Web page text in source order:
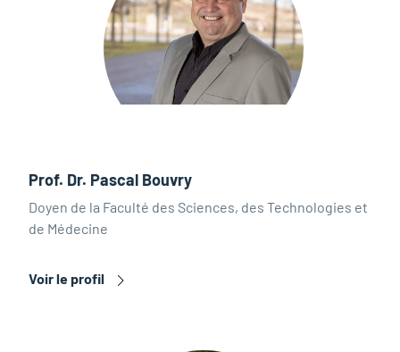
Prof. Dr. Pascal Bouvry
Doyen de la Faculté des Sciences, des Technologies et
de Médecine
Voir le profil